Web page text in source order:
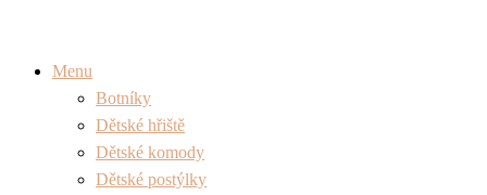
Menu
Botníky
Dětské hřiště
Dětské komody
Dětské postýlky